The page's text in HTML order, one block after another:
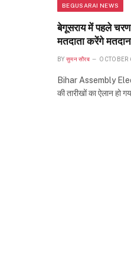
BEGUSARAI NEWS
बेगूसराय में पहले
मतदाता करेंगे मतदान
BY सुमन सौरब OCTOBER
Bihar Assembly
की तारीखों का ऐलान हो